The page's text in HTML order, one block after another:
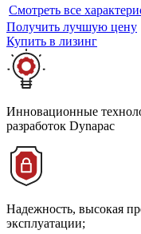
Cмотреть все
Получить лучшую цену
Купить в лизинг
Инновационные
разработок Dynapac
Надежность, высокая
эксплуатации;